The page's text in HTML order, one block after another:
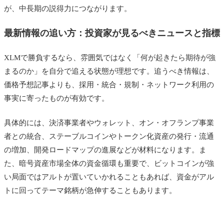
が、中長期の説得力につながります。
最新情報の追い方：投資家が見るべきニュースと指標
XLMで勝負するなら、雰囲気ではなく「何が起きたら期待が強
まるのか」を自分で追える状態が理想です。追うべき情報は、
価格予想記事よりも、採用・統合・規制・ネットワーク利用の
事実に寄ったものが有効です。
具体的には、決済事業者やウォレット、オン・オフランプ事業
者との統合、ステーブルコインやトークン化資産の発行・流通
の増加、開発ロードマップの進展などが材料になります。ま
た、暗号資産市場全体の資金循環も重要で、ビットコインが強
い局面ではアルトが置いていかれることもあれば、資金がアル
トに回ってテーマ銘柄が急伸することもあります。